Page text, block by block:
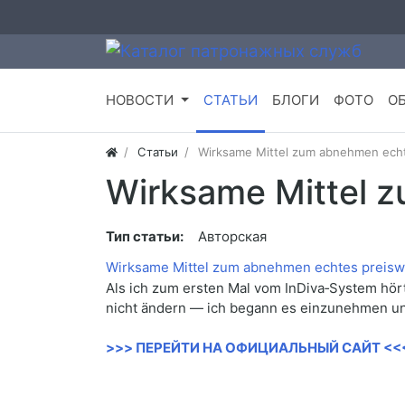
НОВОСТИ СТАТЬИ БЛОГИ ФОТО
Статьи Wirksame Mittel zum abnehmen
Wirksame Mittel
Тип статьи:
Авторская
Wirksame Mittel zum abnehmen echtes
Als ich zum ersten Mal vom InDiva‑System
nicht ändern — ich begann es einzunehmen
>>> ПЕРЕЙТИ НА ОФИЦИАЛЬНЫЙ САЙТ